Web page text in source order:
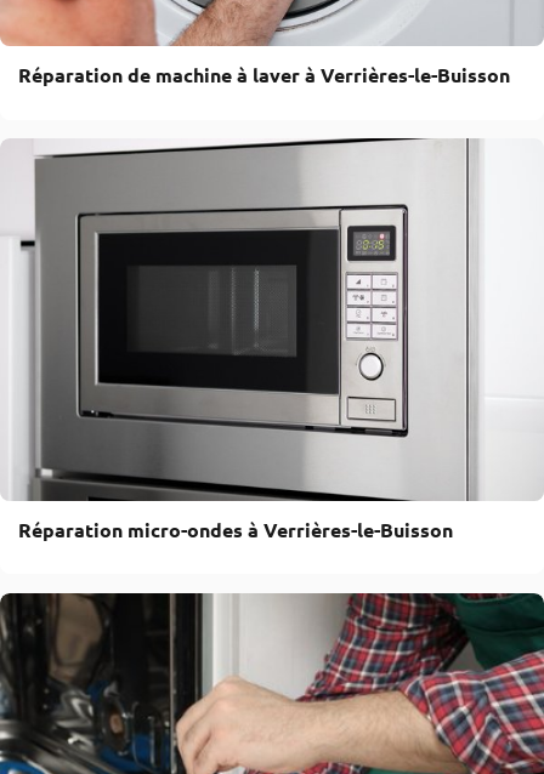
Réparation de machine à laver à Verrières-le-Buisson
Réparation micro-ondes à Verrières-le-Buisson